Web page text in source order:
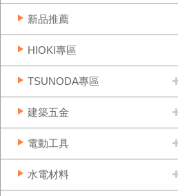
新品推薦
HIOKI專區
TSUNODA專區
建築五金
電動工具
水電材料